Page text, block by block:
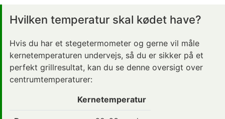
Hvilken temperatur skal kødet have?
Hvis du har et stegetermometer og gerne vil måle
kernetemperaturen undervejs, så du er sikker på et
perfekt grillresultat, kan du se denne oversigt over
centrumtemperaturer:
Kernetemperatur